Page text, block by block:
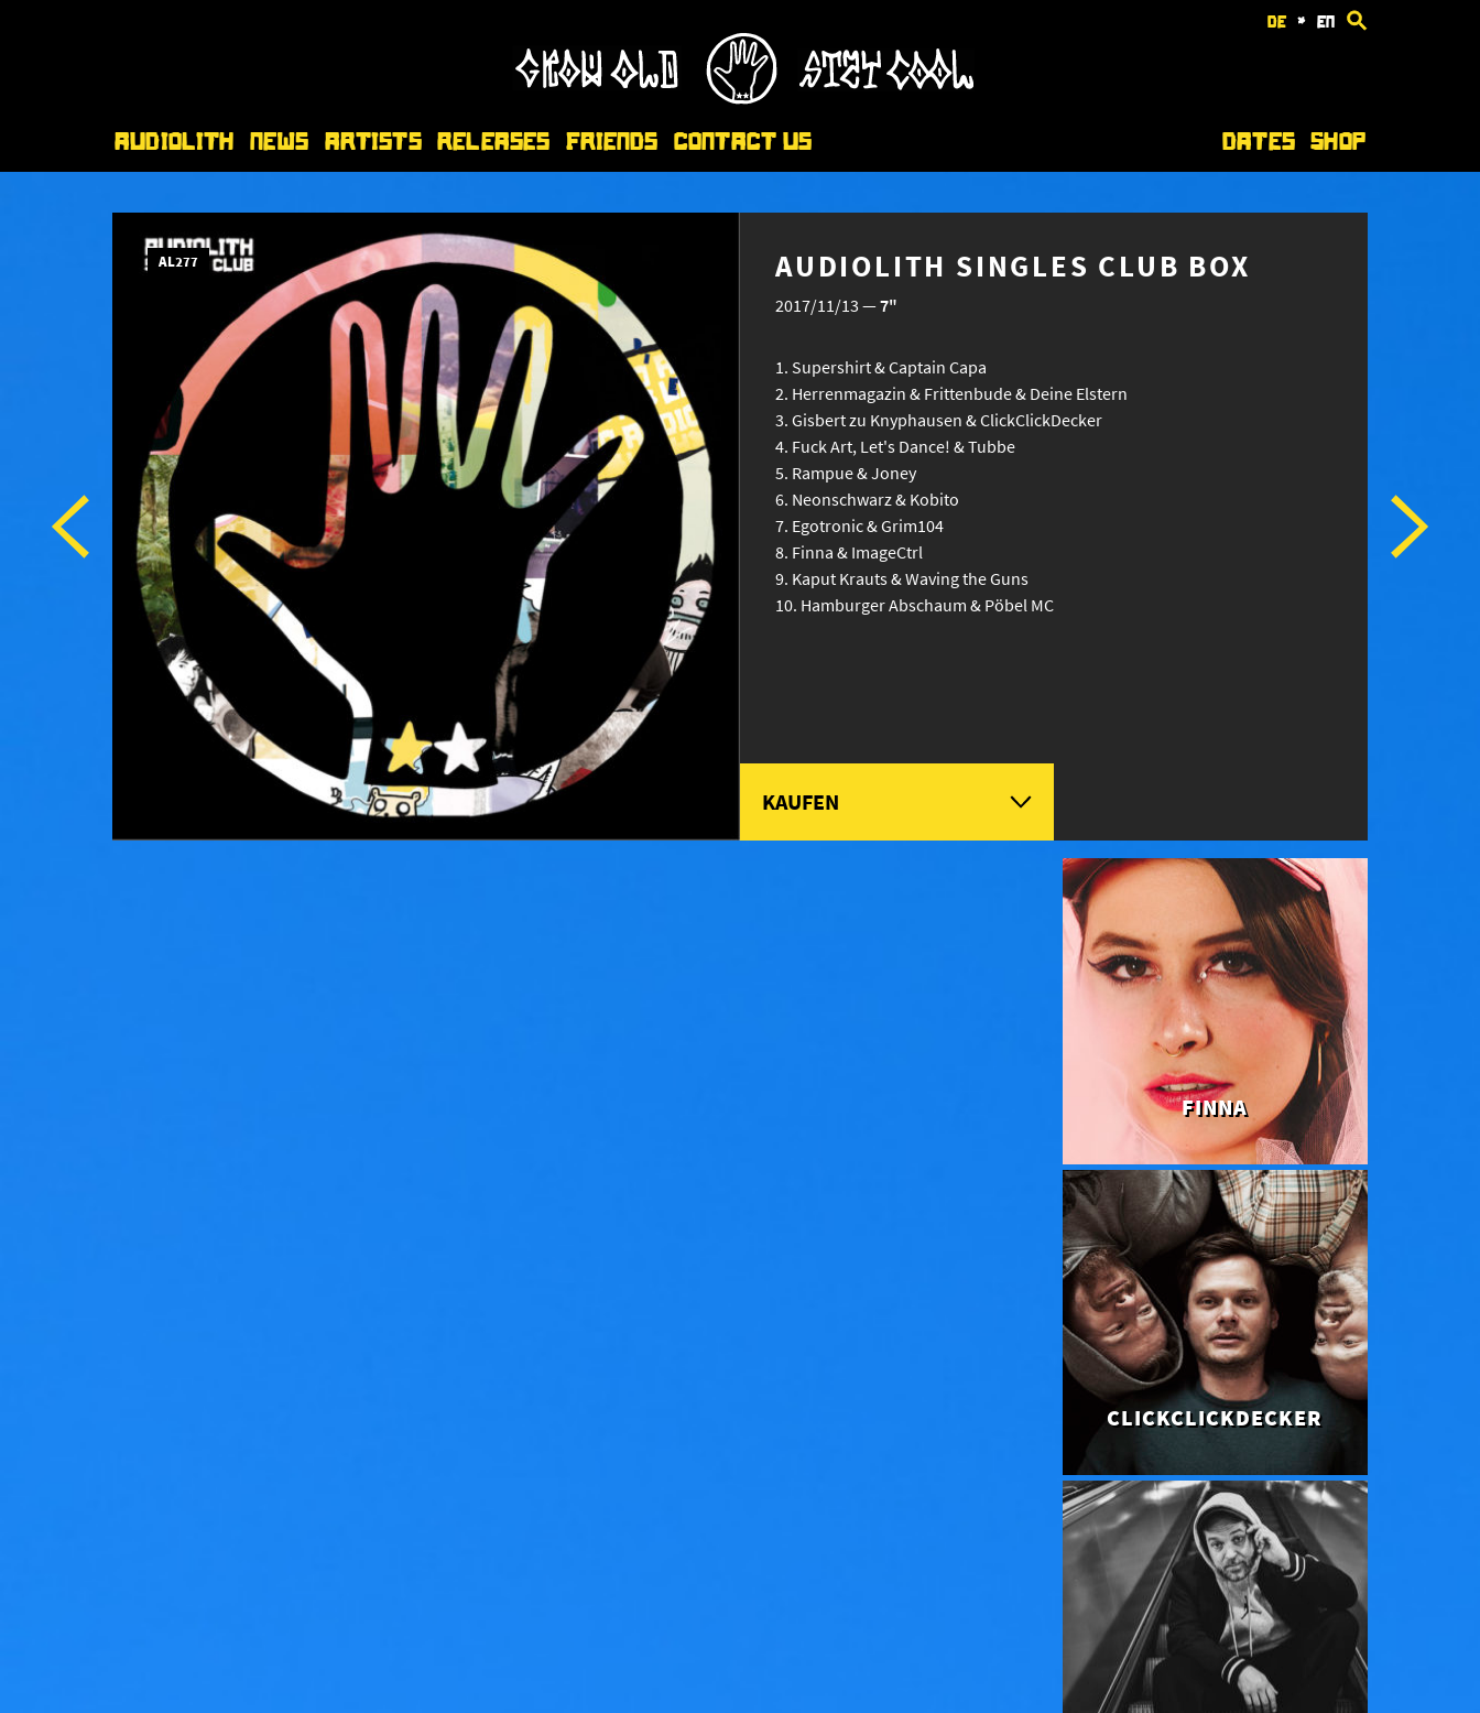
de * en
Audiolith News Artists Releases Friends Contact Us Dates Shop
AL277 AUDIOLITH SINGLES CLUB BOX
2017/11/13 —7"
Supershirt & Captain Capa
Herrenmagazin & Frittenbude & Deine Elstern
Gisbert zu Knyphausen & ClickClickDecker
Fuck Art, Let's Dance! & Tubbe
Rampue & Joney
Neonschwarz & Kobito
Egotronic & Grim104
Finna & ImageCtrl
Kaput Krauts & Waving the Guns
Hamburger Abschaum & Pöbel MC
KAUFEN
FINNA
CLICK­CLICK­DECKER